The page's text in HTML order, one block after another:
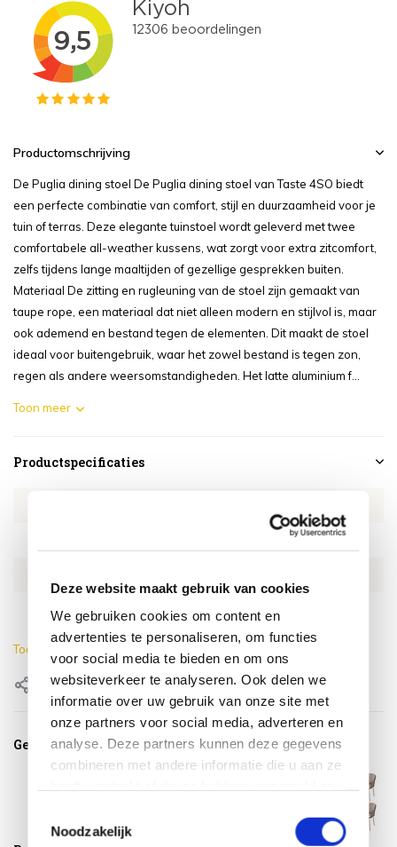
Deze website maakt gebruik van cookies
We gebruiken cookies om content en
advertenties te personaliseren, om functies
voor social media te bieden en om ons
websiteverkeer te analyseren. Ook delen we
informatie over uw gebruik van onze site met
onze partners voor social media, adverteren en
analyse. Deze partners kunnen deze gegevens
combineren met andere informatie die u aan ze
Noodzakelijk
Productomschrijving
De Puglia dining stoel De Puglia dining stoel van Taste 4SO biedt
een perfecte combinatie van comfort, stijl en duurzaamheid voor je
tuin of terras. Deze elegante tuinstoel wordt geleverd met twee
comfortabele all-weather kussens, wat zorgt voor extra zitcomfort,
zelfs tijdens lange maaltijden of gezellige gesprekken buiten.
Materiaal De zitting en rugleuning van de stoel zijn gemaakt van
taupe rope, een materiaal dat niet alleen modern en stijlvol is, maar
ook ademend en bestand tegen de elementen. Dit maakt de stoel
ideaal voor buitengebruik, waar het zowel bestand is tegen zon,
regen als andere weersomstandigheden. Het latte aluminium f...
Toon meer
Productspecificaties
Kleur Taupe
Toon meer
Delen
Gerelateerde producten